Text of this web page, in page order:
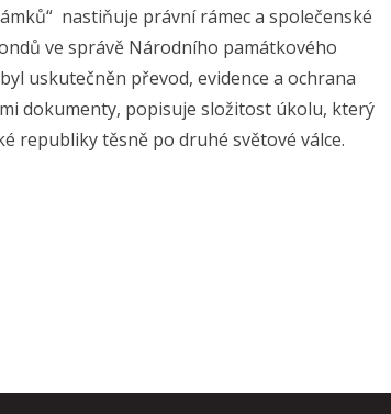
nastiňuje právní rámec a společenské
ve správě Národního památkového
uskutečněn převod, evidence a ochrana
dokumenty, popisuje složitost úkolu, který
republiky těsně po druhé světové válce.